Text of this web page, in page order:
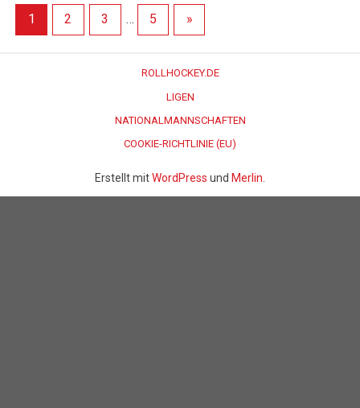
1 2 3 … 5 »
ROLLHOCKEY.DE
LIGEN
NATIONALMANNSCHAFTEN
COOKIE-RICHTLINIE (EU)
Erstellt mitWordPress und Merlin